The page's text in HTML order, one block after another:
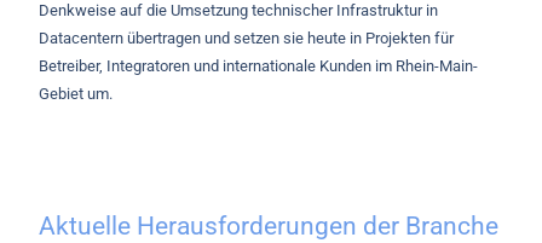
Denkweise auf die Umsetzung technischer Infrastruktur in
Datacentern übertragen und setzen sie heute in Projekten für
Betreiber, Integratoren und internationale Kunden im Rhein-Main-
Gebiet um.
Aktuelle Herausforderungen der Branche